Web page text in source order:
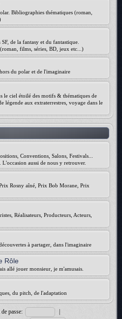
Bibliographies thématiques (roman,
de la fantasy et du fantastique.
films, séries, BD, jeux etc...)
du polar et de l'imaginaire
le ciel étoilé des motifs & thématiques de
légende aux extraterrestres, voyage dans le
Conventions, Salons, Festivals...
aussi de nous y retrouver.
Rosny aîné, Prix Bob Morane, Prix
Réalisateurs, Producteurs, Acteurs,
à partager, dans l'imaginaire
Rôle
allé jouer monsieur, je m'amusais.
du pitch, de l'adaptation
passe:
|